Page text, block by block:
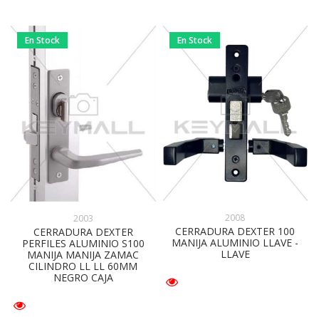
En Stock
2003
CERRADURA DEXTER
PERFILES ALUMINIO S100
MANIJA MANIJA ZAMAC
CILINDRO LL LL 60MM
NEGRO CAJA
En Stock
2008
CERRADURA DEXTER 100
MANIJA ALUMINIO LLAVE -
LLAVE